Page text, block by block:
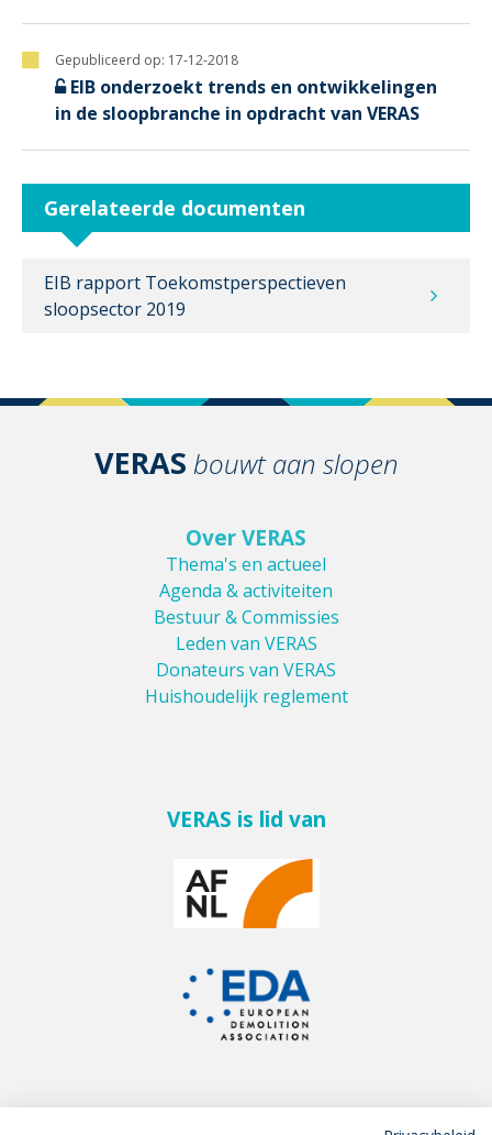
Gepubliceerd op: 17-12-2018
EIB onderzoekt trends en ontwikkelingen
in de sloopbranche in opdracht van VERAS
Gerelateerde documenten
EIB rapport Toekomstperspectieven
sloopsector 2019
VERAS bouwt aan slopen
Over VERAS
Thema's en actueel
Agenda & activiteiten
Bestuur & Commissies
Leden van VERAS
Donateurs van VERAS
Huishoudelijk reglement
VERAS is lid van